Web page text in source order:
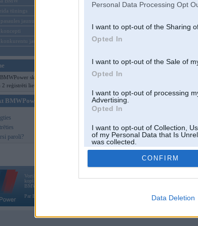
Personal Data Processing Opt
I want to opt-out of the Sharing
Opted In
I want to opt-out of the Sale of
Opted In
I want to opt-out of processing
Advertising.
Opted In
I want to opt-out of Collection,
of my Personal Data that Is
was collected.
Opted Out
CONFIRM
Data Deletion
tūnings
jaunumi
jaunumi
skatās 387
reģistrēti lietotāji.
BMWPower
paroli?
Vortāls BMWPower.lv darbojas
kopš 2002. gada 14. maija. Tas nav auto klubs un nav saistīts ar
BMW AG.
Par BMWPower